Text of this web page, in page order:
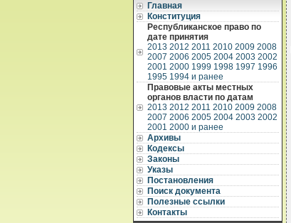
Главная
Конституция
Республиканское право по
дате принятия
2013 2012 2011 2010 2009 2008
2007 2006 2005 2004 2003 2002
2001 2000 1999 1998 1997 1996
1995 1994 и ранее
Правовые акты местных
органов власти по датам
2013 2012 2011 2010 2009 2008
2007 2006 2005 2004 2003 2002
2001 2000 и ранее
Архивы
Кодексы
Законы
Указы
Постановления
Поиск документа
Полезные ссылки
Контакты